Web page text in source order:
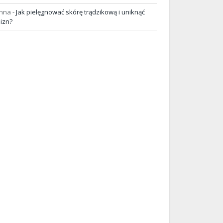
-Jak pielęgnować skórę trądzikową i uniknąć